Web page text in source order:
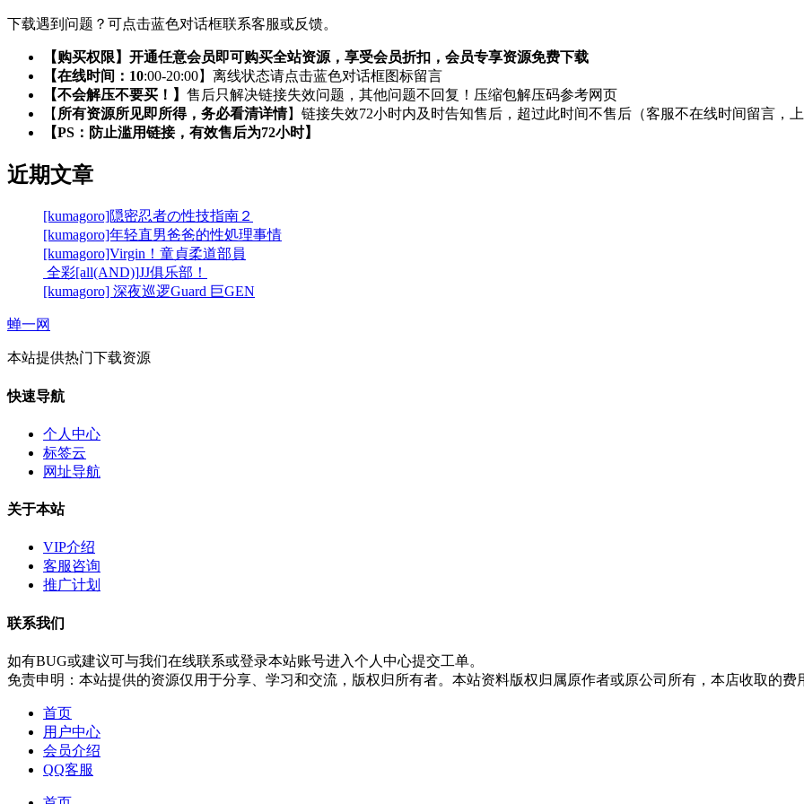
下载遇到问题？可点击蓝色对话框联系客服或反馈。
【购买权限】开通任意会员即可购买全站资源，享受会员折扣，会员专享资源免费下载
【在线时间：10:00-20:00】离线状态请点击蓝色对话框图标留言
【不会解压不要买！】 售后只解决链接失效问题，其他问题不回复！压缩包解压码参考网页
【 所有资源所见即所得，务必看清详情】链接失效72小时内及时告知售后，超过此时间不售后（客服不在线时间留言，上
【PS：防止滥用链接，有效售后为72小时】
近期文章
[kumagoro]隠密忍者の性技指南２
[kumagoro]年轻直男爸爸的性処理事情
[kumagoro]Virgin！童貞柔道部員
全彩[all(AND)]JJ俱乐部！
[kumagoro] 深夜巡逻Guard 巨GEN
蝉一网
本站提供热门下载资源
快速导航
个人中心
标签云
网址导航
关于本站
VIP介绍
客服咨询
推广计划
联系我们
如有BUG或建议可与我们在线联系或登录本站账号进入个人中心提交工单。
免责申明：本站提供的资源仅用于分享、学习和交流，版权归所有者。本站资料版权归属原作者或原公司所有，本店收取的费
首页
用户中心
会员介绍
QQ客服